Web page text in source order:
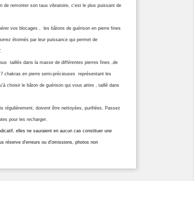
de remonter son taux vibratoire, c'est le plus puissant de
vos blocages , les bâtons de guérison en pierre fines
étonnés par leur puissance qui permet de
taillés dans la masse de différentes pierres fines ,de
chakras en pierre semi-précieuses représentant les
choisir le bâton de guérison qui vous attire , taillé dans
régulièrement, doivent être nettoyées, purifiées. Passez
pour les recharger.
elles ne sauraient en aucun cas constituer une
réserve d'erreurs ou d'omissions, photos non